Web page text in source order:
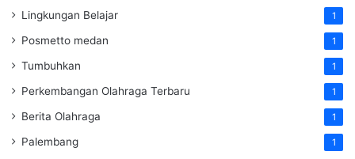
Lingkungan Belajar 1
Posmetto medan 1
Tumbuhkan 1
Perkembangan Olahraga Terbaru 1
Berita Olahraga 1
Palembang 1